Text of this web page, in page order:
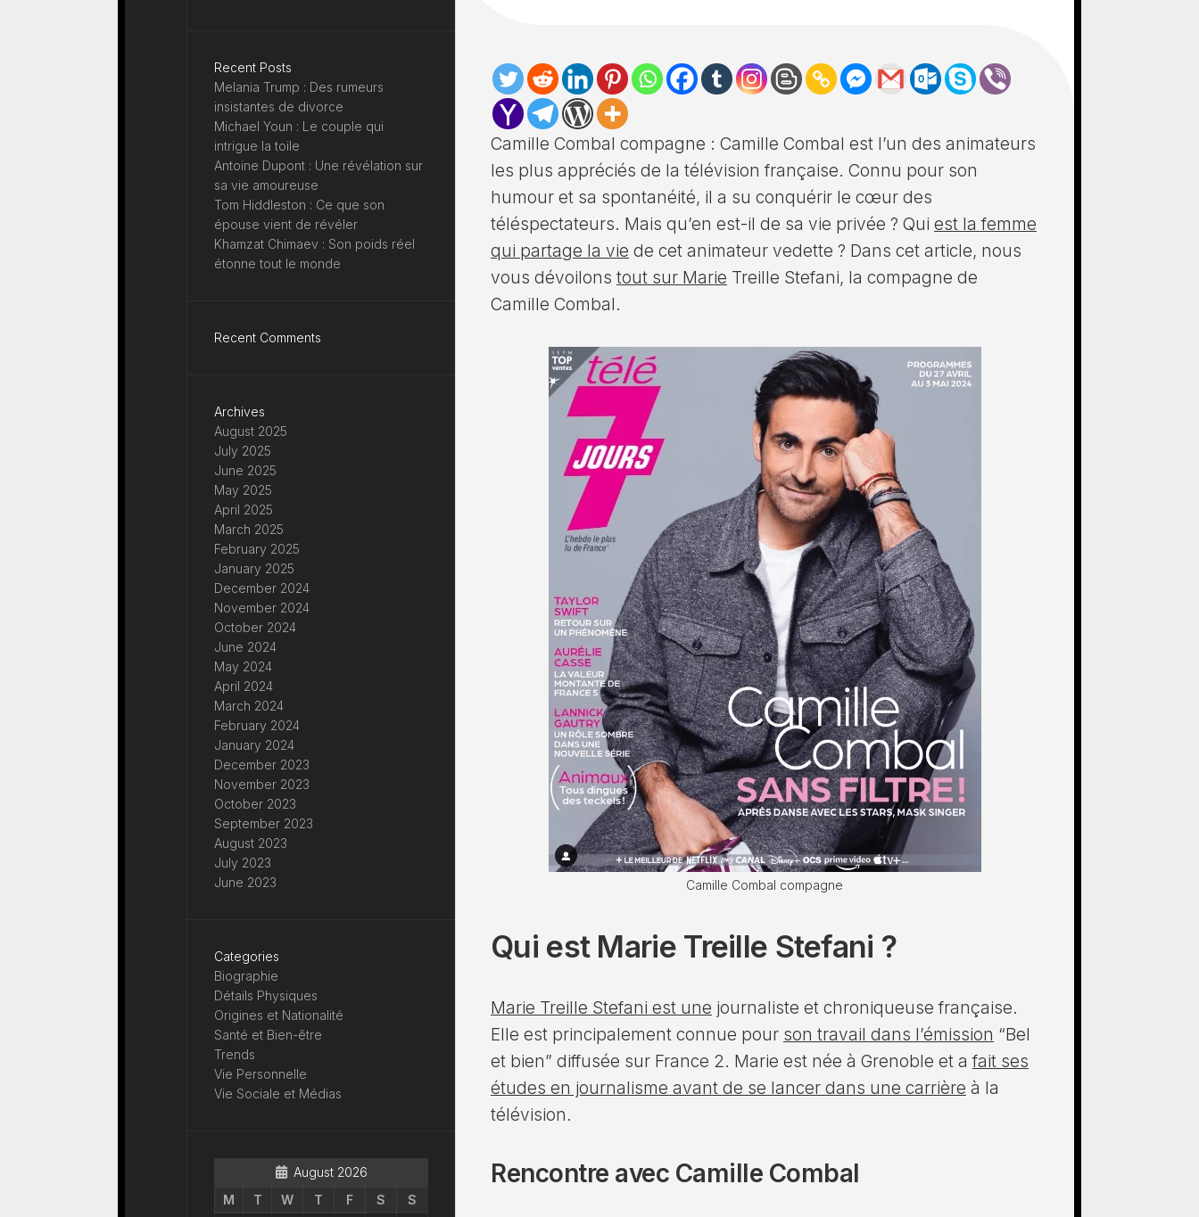
Camille Combal compagne : Camille Combal est l’un des animateurs
les plus appréciés de la télévision française. Connu pour son
humour et sa spontanéité, il a su conquérir le cœur des
téléspectateurs. Mais qu’en est-il de sa vie privée ? Qui est la femme
qui partage la vie de cet animateur vedette ? Dans cet article, nous
vous dévoilons tout sur Marie Treille Stefani, la compagne de
Camille Combal.
Camille Combal compagne
Qui est Marie Treille Stefani ?
Marie Treille Stefani est une journaliste et chroniqueuse française.
Elle est principalement connue pour son travail dans l’émission “Bel
et bien” diffusée sur France 2. Marie est née à Grenoble et afait ses
études en journalisme avant de se lancer dans une carrière à la
télévision.
Rencontre avec Camille Combal
Recent Posts
Melania Trump : Des rumeurs
insistantes de divorce
Michael Youn : Le couple qui
intrigue la toile
Antoine Dupont : Une révélation sur
sa vie amoureuse
Tom Hiddleston : Ce que son
épouse vient de révéler
Khamzat Chimaev : Son poids réel
étonne tout le monde
Recent Comments
Archives
August 2025
July 2025
June 2025
May 2025
April 2025
March 2025
February 2025
January 2025
December 2024
November 2024
October 2024
June 2024
May 2024
April 2024
March 2024
February 2024
January 2024
December 2023
November 2023
October 2023
September 2023
August 2023
July 2023
June 2023
Categories
Biographie
Détails Physiques
Origines et Nationalité
Santé et Bien-être
Trends
Vie Personnelle
Vie Sociale et Médias
August 2026
M
T W T F S
S